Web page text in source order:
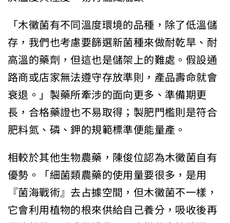
「木黴菌有不同溫度環境的品種，除了低溫儲
存，我們也考慮要篩選新菌種來做耐乾旱、耐
高溫的藥劑，但這也是儲架上的難處。假設通
路商或店家無法遵守存放準則，產品壽命就會
衰退。」製藥所牽涉的面向更多、準備期更
長，合格藥證也不易取得；製肥門檻則是符合
肥料氮、磷、鉀的規範標準便能量產。
相較於其他生物農藥，陳俊位認為木黴菌自有
優勢。「細菌類農藥的使用量要很多，是用
『菌海戰術』去占據空間，但木黴菌不一樣，
它會利用植物的根來供給自己養分，吸收後再